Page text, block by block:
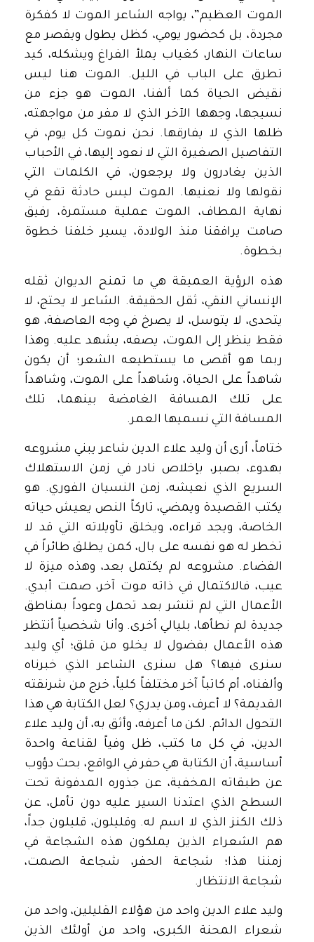
الموت العظيم”، يواجه الشاعر الموت لا كفكرة
مجردة، بل كحضور يومي، كظل يطول ويقصر مع
ساعات النهار، كغياب يملأ الفراغ ويشكله، كيد
تطرق على الباب في الليل. الموت هنا ليس
نقيض الحياة كما ألفنا، الموت هو جزء من
نسيجها، وجهها الآخر الذي لا مفر من مواجهته،
ظلها الذي لا يفارقها. نحن نموت كل يوم، في
التفاصيل الصغيرة التي لا نعود إليها، في الأحباب
الذين يغادرون ولا يرجعون، في الكلمات التي
نقولها ولا نعنيها. الموت ليس حادثة تقع في
نهاية المطاف، الموت عملية مستمرة، رفيق
صامت يرافقنا منذ الولادة، يسير خلفنا خطوة
بخطوة.
هذه الرؤية العميقة هي ما تمنح الديوان ثقله
الإنساني النقي، ثقل الحقيقة. الشاعر لا يحتج، لا
يتحدى، لا يتوسل، لا يصرخ في وجه العاصفة، هو
فقط ينظر إلى الموت، يصفه، يشهد عليه. وهذا
ربما هو أقصى ما يستطيعه الشعر؛ أن يكون
شاهداً على الحياة، وشاهداً على الموت، وشاهداً
على تلك المسافة الغامضة بينهما، تلك
المسافة التي نسميها العمر.
ختاماً، أرى أن وليد علاء الدين شاعر يبني مشروعه
بهدوء، بصبر، بإخلاص نادر في زمن الاستهلاك
السريع الذي نعيشه، زمن النسيان الفوري. هو
يكتب القصيدة ويمضي، تاركاً النص يعيش حياته
الخاصة، ويجد قراءه، ويخلق تأويلاته التي قد لا
تخطر له هو نفسه على بال، كمن يطلق طائراً في
الفضاء. مشروعه لم يكتمل بعد، وهذه ميزة لا
عيب، فالاكتمال في ذاته موت آخر، صمت أبدي.
الأعمال التي لم تنشر بعد تحمل وعوداً بمناطق
جديدة لم نطأها، بليالي أخرى. وأنا شخصياً أنتظر
هذه الأعمال بفضول لا يخلو من قلق؛ أي وليد
سنرى فيها؟ هل سنرى الشاعر الذي خبرناه
وألفناه، أم كاتباً آخر مختلفاً كلياً، خرج من شرنقته
القديمة؟ لا أعرف، ومن يدري؟ لعل الكتابة هي هذا
التحول الدائم. لكن ما أعرفه، وأثق به، أن وليد علاء
الدين، في كل ما كتب، ظل وفياً لقناعة واحدة
أساسية، أن الكتابة هي حفر في الواقع، بحث دؤوب
عن طبقاته المخفية، عن جذوره المدفونة تحت
السطح الذي اعتدنا السير عليه دون تأمل، عن
ذلك الكنز الذي لا اسم له. وقليلون، قليلون جداً،
هم الشعراء الذين يملكون هذه الشجاعة في
زمننا هذا؛ شجاعة الحفر، شجاعة الصمت،
شجاعة الانتظار.
وليد علاء الدين واحد من هؤلاء القليلين، واحد من
شعراء المحنة الكبرى، واحد من أولئك الذين